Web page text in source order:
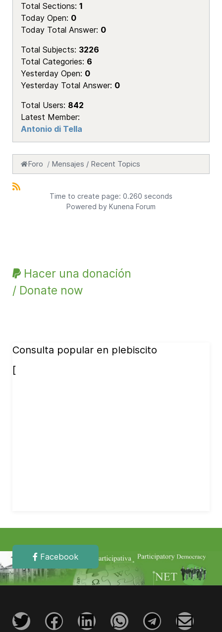
Total Sections: 1
Today Open: 0
Today Total Answer: 0
Total Subjects: 3226
Total Categories: 6
Yesterday Open: 0
Yesterday Total Answer: 0
Total Users: 842
Latest Member:
Antonio di Tella
Foro Mensajes / Recent Topics
Time to create page: 0.260 seconds
Powered by Kunena Forum
Hacer una donación
/ Donate now
Consulta popular en plebiscito
[
Facebook